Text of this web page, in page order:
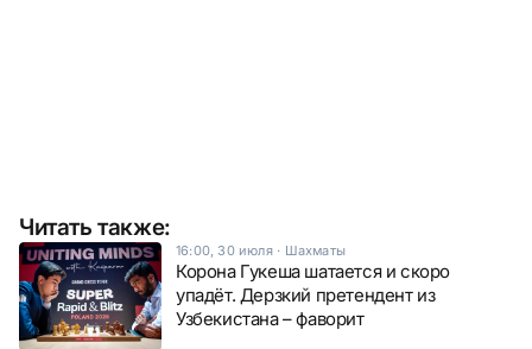
Читать также:
16:00, 30 июля· Шахматы
Корона Гукеша шатается и скоро
упадёт. Дерзкий претендент из
Узбекистана – фаворит